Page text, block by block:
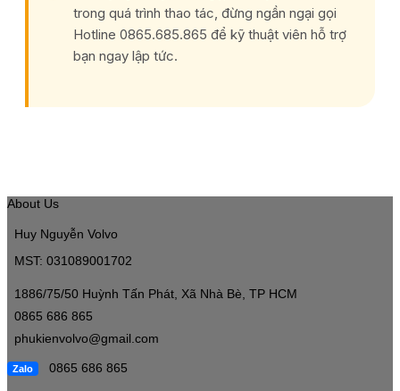
trong quá trình thao tác, đừng ngần ngại gọi
Hotline 0865.685.865 để kỹ thuật viên hỗ trợ
bạn ngay lập tức.
About Us
Huy Nguyễn Volvo
MST: 031089001702
1886/75/50 Huỳnh Tấn Phát, Xã Nhà Bè, TP HCM
0865 686 865
phukienvolvo@gmail.com
Zalo 0865 686 865